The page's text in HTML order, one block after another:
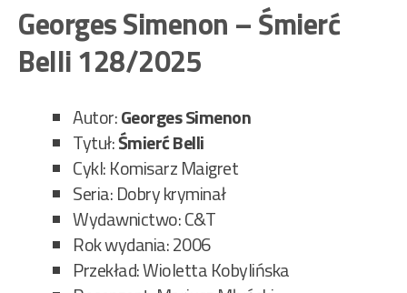
Georges Simenon – Śmierć
Belli 128/2025
Autor:Georges Simenon
Tytuł:Śmierć Belli
Cykl: Komisarz Maigret
Seria: Dobry kryminał
Wydawnictwo: C&T
Rok wydania: 2006
Przekład: Wioletta Kobylińska